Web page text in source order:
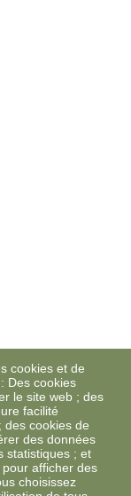
cookies et de
Des cookies
le site web ; des
facilité
des cookies de
des données
statistiques ; et
afficher des
choisissez